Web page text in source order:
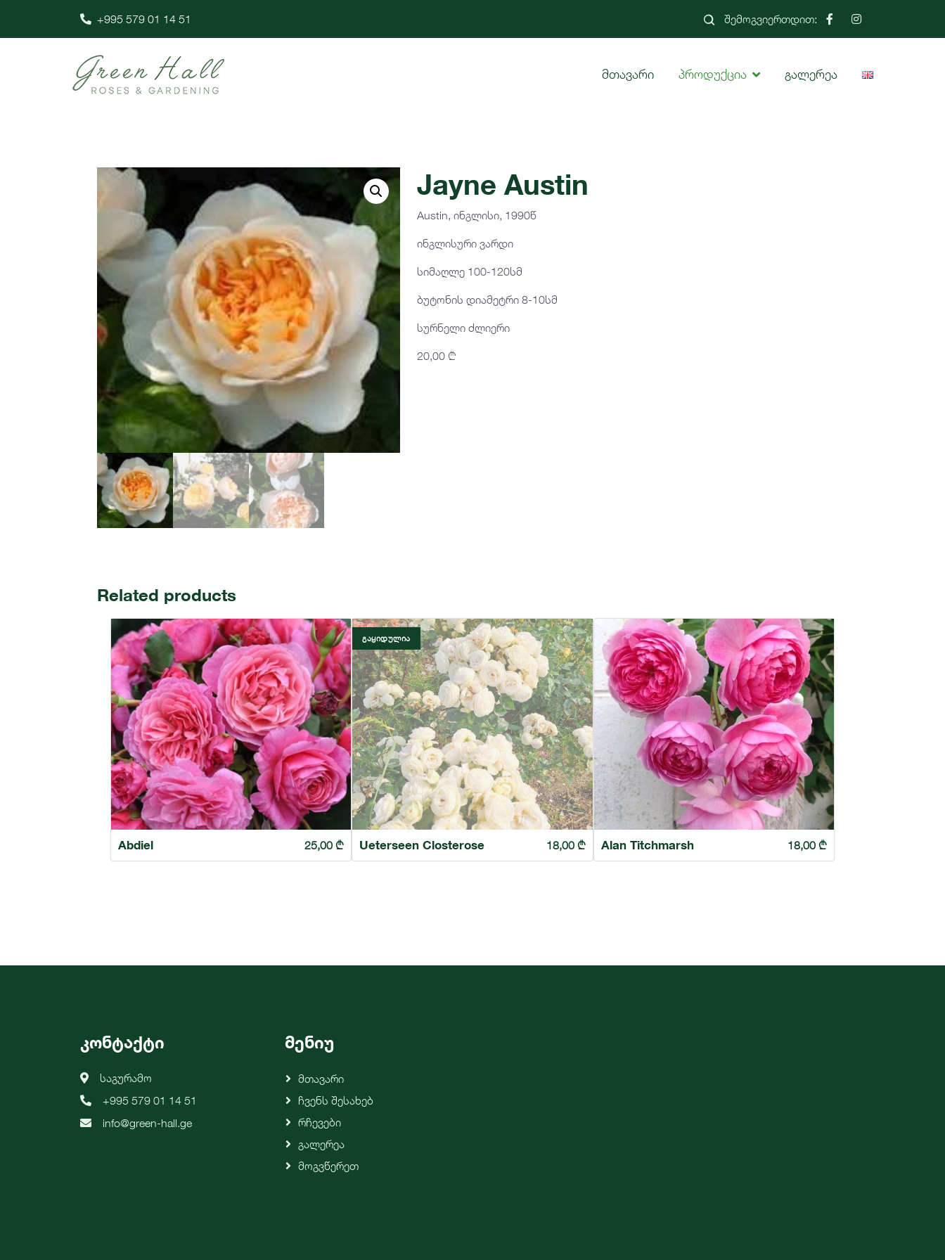
+995 579 01 14 51 შემოგვიერთდით:
მთავარი პროდუქცია გალერეა
Jayne Austin
Austin, ინგლისი, 1990წ
ინგლისური ვარდი
სიმაღლე 100-120სმ
ბუტონის დიამეტრი 8-10სმ
სურნელი ძლიერი
20,00 ₾
Related products
Abdiel 25,00₾
ᲒᲐᲧᲘᲓᲣᲚᲘᲐ
Ueterseen Closterose 18,00 ₾ Alan Titchmarsh 18,00₾
კონტაქტი
საგურამო
+995 579 01 14 51
info@green-hall.ge
მენიუ
Მთავარი
Ჩვენს Შესახებ
Რჩევები
Გალერეა
Მოგვწერეთ